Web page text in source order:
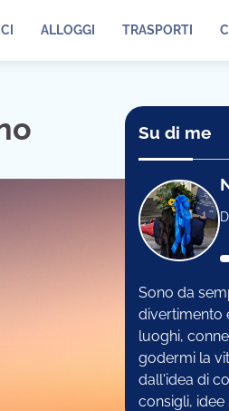
ALLOGGI TRASPORTI
Su di me
Sono da
divertimento
luoghi,
godermi la
dall'idea di
consigli, idee